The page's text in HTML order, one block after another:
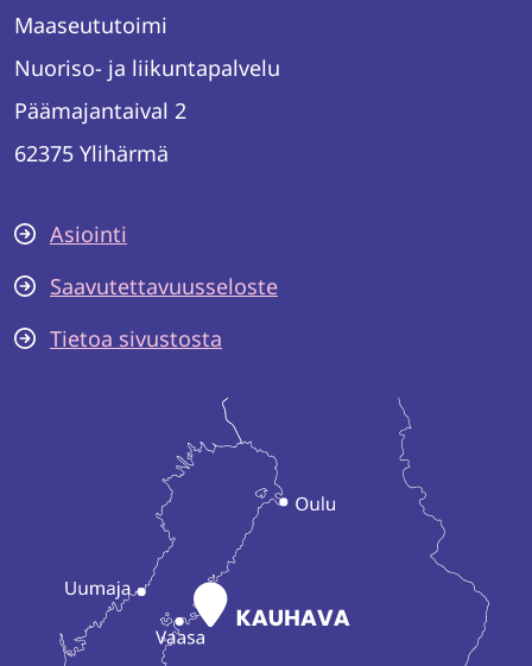
Maaseututoimi
Nuoriso- ja liikuntapalvelu
Päämajantaival 2
62375 Ylihärmä
Asiointi
Saavutettavuusseloste
Tietoa sivustosta